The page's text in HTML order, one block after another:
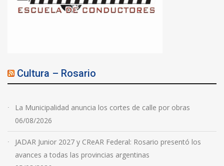
Cultura – Rosario
La Municipalidad anuncia los cortes de calle por obras
06/08/2026
JADAR Junior 2027 y CReAR Federal: Rosario presentó los
avances a todas las provincias argentinas